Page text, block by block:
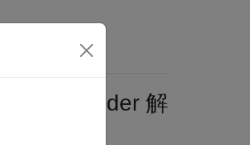
MATLAB Answers
Bug Finder 解